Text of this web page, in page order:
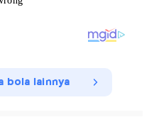
bola lainnya